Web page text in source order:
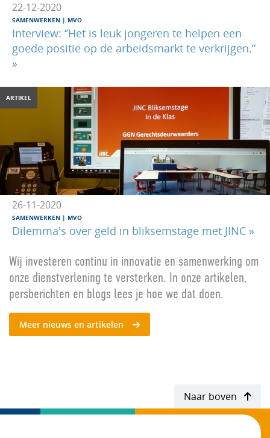
22-12-2020
SAMENWERKEN | MVO
Interview: ‘’Het is leuk jongeren te helpen een
goede positie op de arbeidsmarkt te verkrijgen.”
»
ARTIKEL
26-11-2020
SAMENWERKEN | MVO
Dilemma's over geld in bliksemstage met JINC »
Wij investeren continu in innovatie en samenwerking om
onze dienstverlening te versterken. In onze artikelen,
persberichten en blogs lees je hoe we dat doen.
Meer nieuws en artikelen
Naar boven